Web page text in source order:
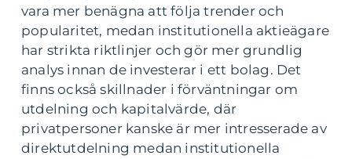
vara mer benägna att följa trender och
popularitet, medan institutionella aktieägare
har strikta riktlinjer och gör mer grundlig
analys innan de investerar i ett bolag. Det
finns också skillnader i förväntningar om
utdelning och kapitalvärde, där
privatpersoner kanske är mer intresserade av
direktutdelning medan institutionella